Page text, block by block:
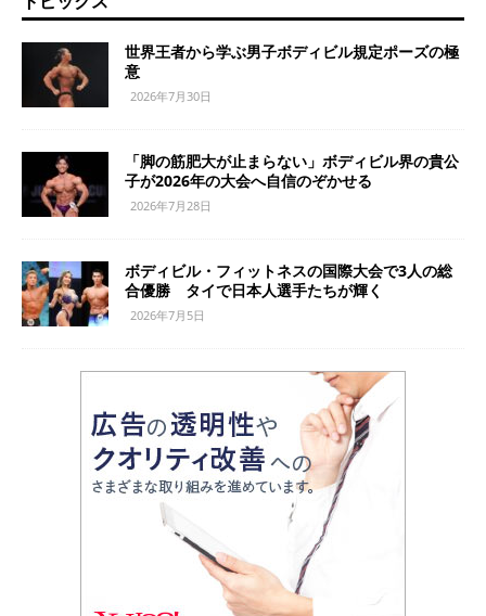
世界王者から学ぶ男子ボディビル規定ポーズの極
意
2026年7月30日
「脚の筋肥大が止まらない」ボディビル界の貴公
子が2026年の大会へ自信のぞかせる
2026年7月28日
ボディビル・フィットネスの国際大会で3人の総
合優勝 タイで日本人選手たちが輝く
2026年7月5日